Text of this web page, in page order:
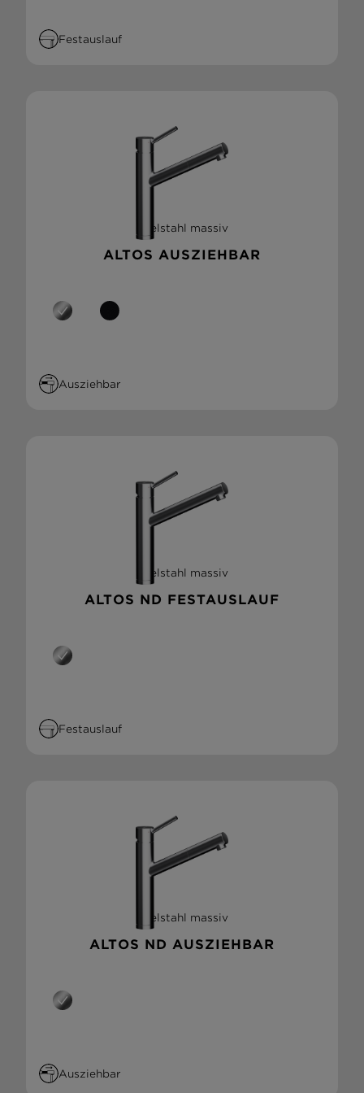
Festauslauf
Edelstahl massiv
ALTOS AUSZIEHBAR
Ausziehbar
Edelstahl massiv
ALTOS ND FESTAUSLAUF
Festauslauf
Edelstahl massiv
ALTOS ND AUSZIEHBAR
Ausziehbar